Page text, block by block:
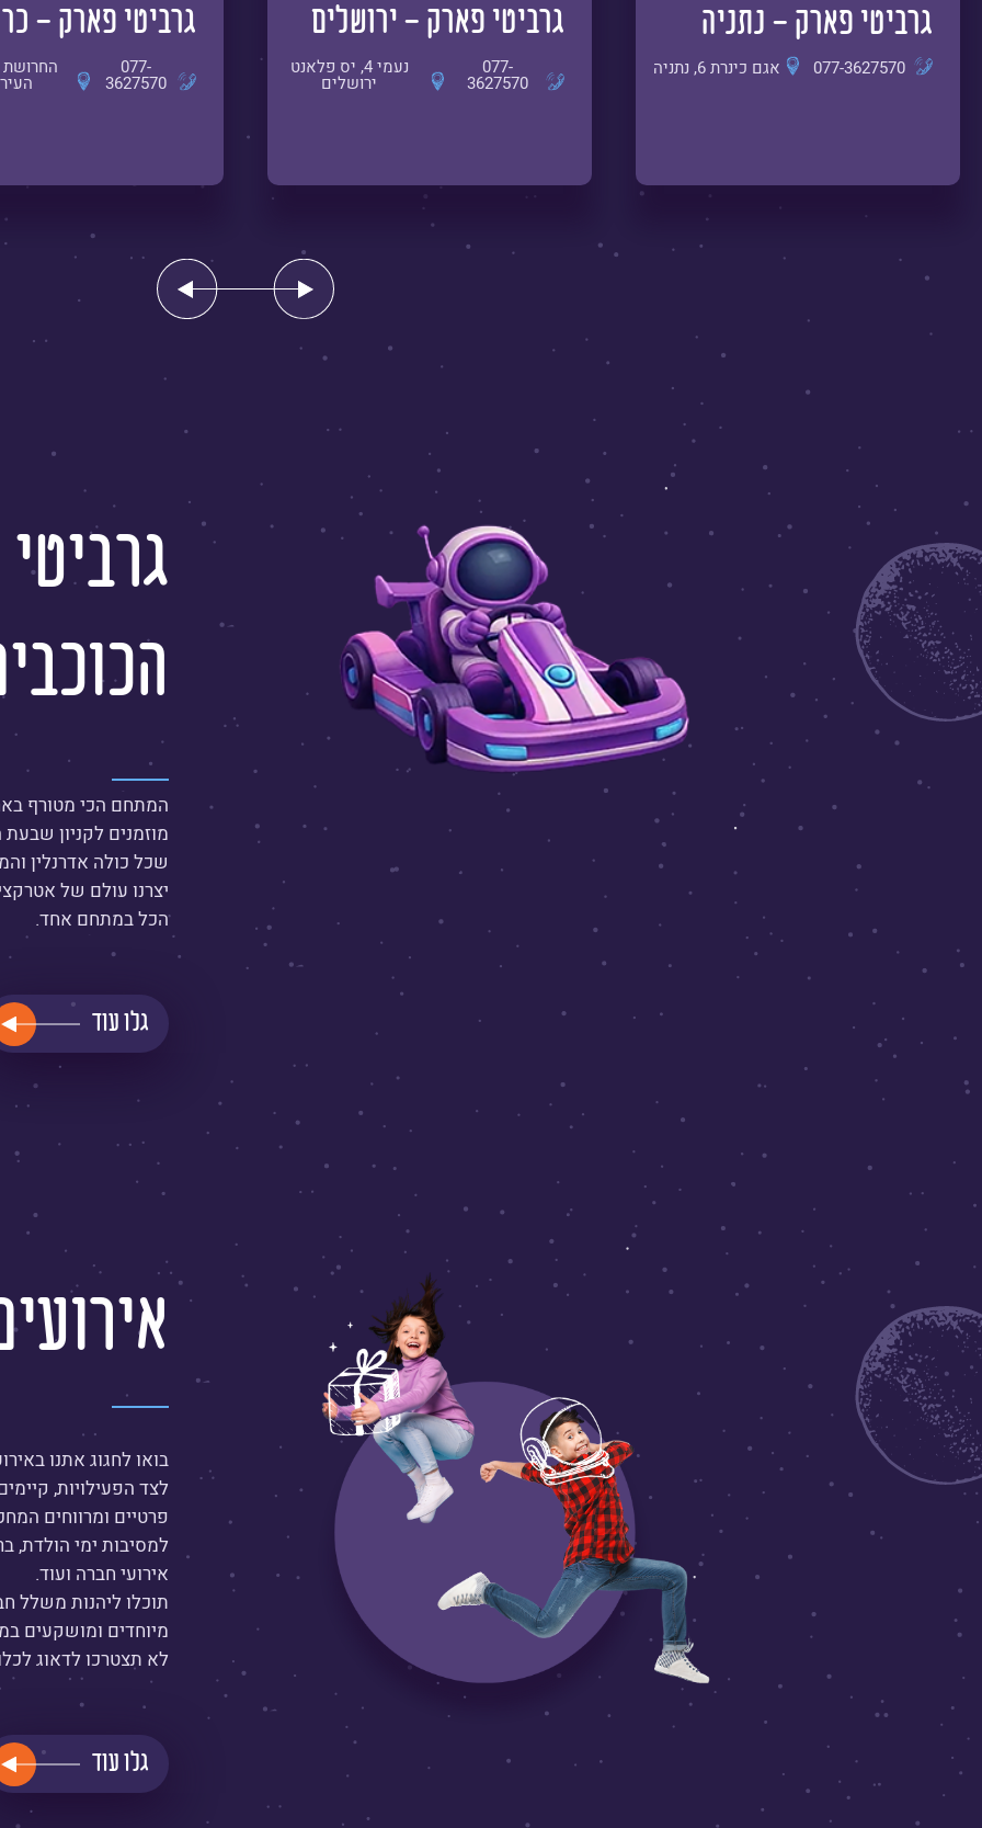
עבור
לתמונה
הקודמת
עבור
לתמונה
הבאה
גרביטי פארק -
077-
3627570
גרביטי פארק - ירושלים
נעמי 4, יס פלאנט
ירושלים
077-
3627570
גרביטי פארק - נתניה
אגם כינרת 6, נתניה 077-3627570
המתחם הכי מטורף
מוזמנים לקניון
שכל כולה אדרנלין
יצרנו עולם של
הכל במתחם אחד.
קרא
עוד
על
הכוכבים
גלו עוד
בואו לחגוג אתנו
לצד הפעילויות,
פרטיים ומרווחים
למסיבות ימי הולדת,
אירועי חברה ועוד.
תוכלו ליהנות משלל
מיוחדים ומושקעים
לא תצטרכו לדאוג
קרא
גלו עוד